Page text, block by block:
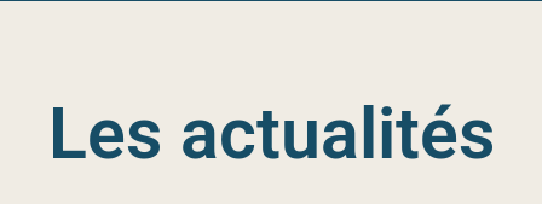
Les actualités